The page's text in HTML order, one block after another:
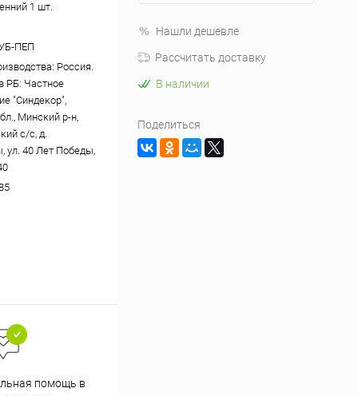
1 шт.
ПЕП
Россия.
РБ: Частное
"Синдекор",
Минский р-н,
с/с, д.
ул. 40 Лет Победы,
помощь в
Нашли дешевле
Рассчитать доставку
В наличии
Поделиться